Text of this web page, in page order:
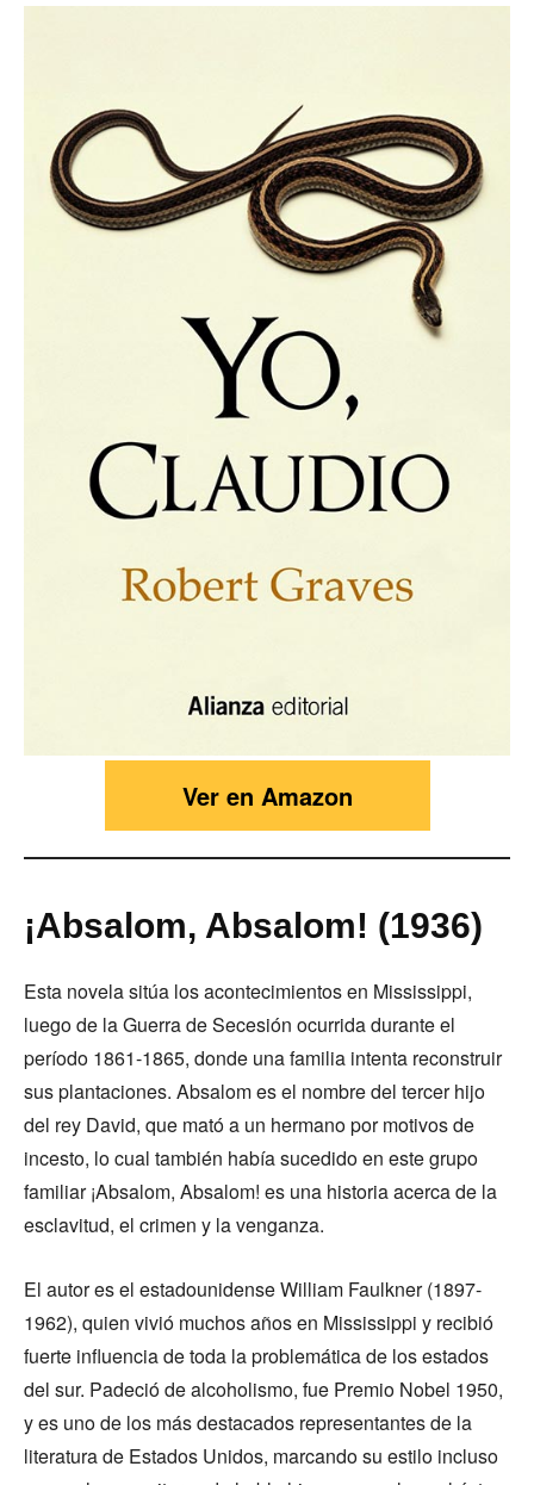
Ver en Amazon
¡Absalom, Absalom! (1936)
Esta novela sitúa los acontecimientos en Mississippi,
luego de la Guerra de Secesión ocurrida durante el
período 1861-1865, donde una familia intenta reconstruir
sus plantaciones. Absalom es el nombre del tercer hijo
del rey David, que mató a un hermano por motivos de
incesto, lo cual también había sucedido en este grupo
familiar ¡Absalom, Absalom! es una historia acerca de la
esclavitud, el crimen y la venganza.
El autor es el estadounidense William Faulkner (1897-
1962), quien vivió muchos años en Mississippi y recibió
fuerte influencia de toda la problemática de los estados
del sur. Padeció de alcoholismo, fue Premio Nobel 1950,
y es uno de los más destacados representantes de la
literatura de Estados Unidos, marcando su estilo incluso